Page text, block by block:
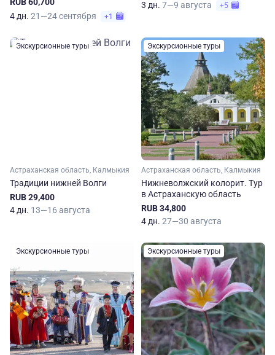
4 дн. 21—24 сентября +1
3 дн. 7—9 августа +5
Экскурсионные туры
Астраханская область, Калмыкия
Традиции нижней Волги
RUB 29,400
4 дн. 13—16 августа
Экскурсионные туры
Астраханская область, Калмыкия
Нижневолжский колорит. Тур
в Астраханскую область
RUB 34,800
4 дн. 27—30 августа
Экскурсионные туры Экскурсионные туры